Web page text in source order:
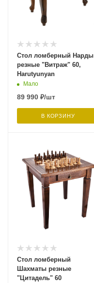
Стол ломберный Нарды
резные "Витраж" 60,
Harutyunyan
Мало
89 990 ₽/шт
В КОРЗИНУ
Стол ломберный
Шахматы резные
"Цитадель" 60